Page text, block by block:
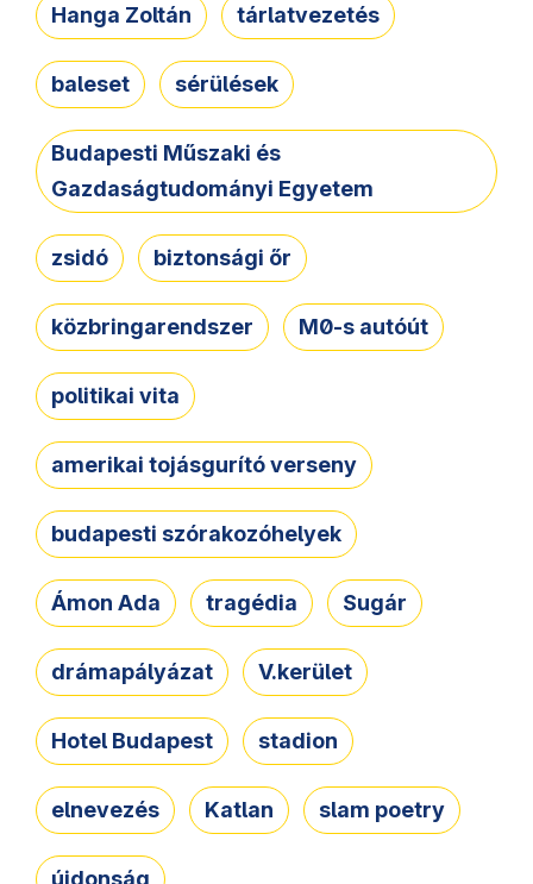
Hanga Zoltán tárlatvezetés
baleset sérülések
Budapesti Műszaki és
Gazdaságtudományi Egyetem
zsidó biztonsági őr
közbringarendszer M0-s autóút
politikai vita
amerikai tojásgurító verseny
budapesti szórakozóhelyek
Ámon Ada tragédia Sugár
drámapályázat V.kerület
Hotel Budapest stadion
elnevezés Katlan slam poetry
újdonság